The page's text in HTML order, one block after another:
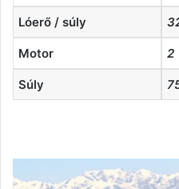
Lóerő / súly
Motor 2
Súly